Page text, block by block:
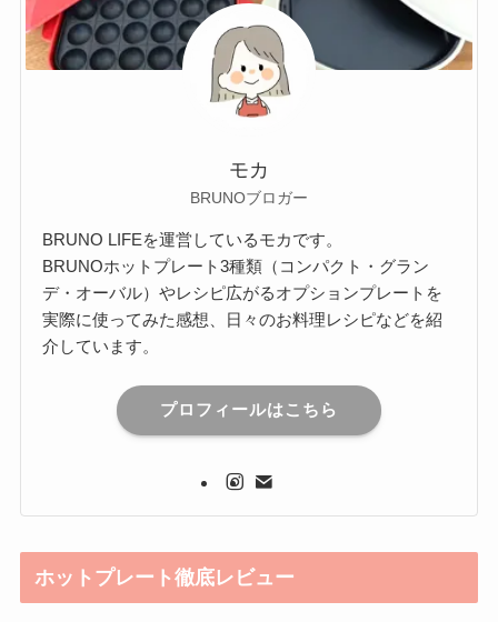
モカ
BRUNOブロガー
BRUNO LIFEを運営しているモカです。
BRUNOホットプレート3種類（コンパクト・グラン
デ・オーバル）やレシピ広がるオプションプレートを
実際に使ってみた感想、日々のお料理レシピなどを紹
介しています。
プロフィールはこちら
ホットプレート徹底レビュー